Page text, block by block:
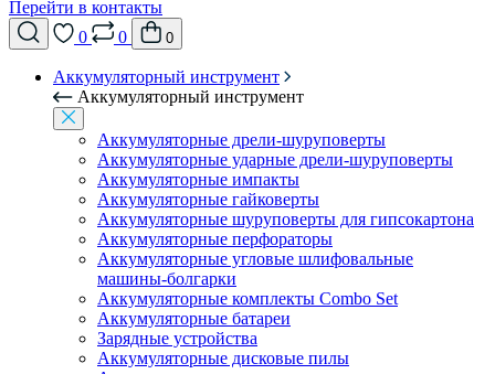
Перейти в контакты
0
0 0
Аккумуляторный инструмент
Аккумуляторный инструмент
Аккумуляторные дрели-шуруповерты
Аккумуляторные ударные дрели-шуруповерты
Аккумуляторные импакты
Аккумуляторные гайковерты
Аккумуляторные шуруповерты для гипсокартона
Аккумуляторные перфораторы
Аккумуляторные угловые шлифовальные
машины-болгарки
Аккумуляторные комплекты Combo Set
Аккумуляторные батареи
Зарядные устройства
Аккумуляторные дисковые пилы